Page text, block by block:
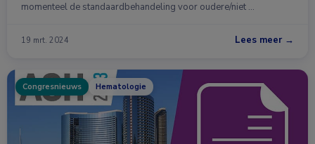
momenteel de standaardbehandeling voor oudere/niet …
19 mrt. 2024 Lees meer →
Congresnieuws Hematologie